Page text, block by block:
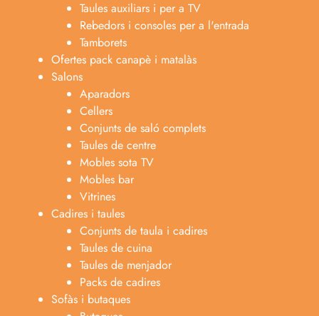
Taules auxiliars i per a TV
Rebedors i consoles per a l'entrada
Tamborets
Ofertes pack canapè i matalàs
Salons
Aparadors
Cellers
Conjunts de saló complets
Taules de centre
Mobles sota TV
Mobles bar
Vitrines
Cadires i taules
Conjunts de taula i cadires
Taules de cuina
Taules de menjador
Packs de cadires
Sofàs i butaques